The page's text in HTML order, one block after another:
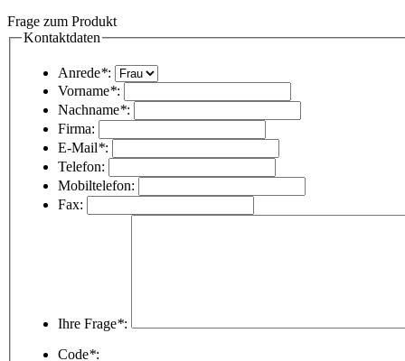
Frage zum Produkt
Kontaktdaten
Anrede*:
Vorname*:
Nachname*:
Firma:
E-Mail*:
Telefon:
Mobiltelefon:
Fax:
Ihre Frage*:
Code*: